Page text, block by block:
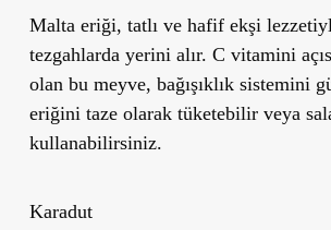
Malta eriği, tatlı ve hafif ekşi
tezgahlarda yerini alır. C vitamini
olan bu meyve, bağışıklık sistemini
eriğini taze olarak tüketebilir veya
kullanabilirsiniz.
Karadut